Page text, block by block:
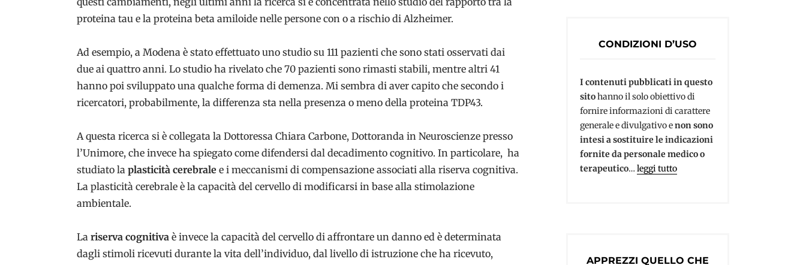
proteina tau e la proteina beta amiloide nelle persone con o a rischio di Alzheimer.
Ad esempio, a Modena è stato effettuato uno studio su 111 pazienti che sono stati osservati dai
due ai quattro anni. Lo studio ha rivelato che 70 pazienti sono rimasti stabili, mentre altri 41
hanno poi sviluppato una qualche forma di demenza. Mi sembra di aver capito che secondo i
ricercatori, probabilmente, la differenza sta nella presenza o meno della proteina TDP43.
A questa ricerca si è collegata la Dottoressa Chiara Carbone, Dottoranda in Neuroscienze presso
l’Unimore, che invece ha spiegato come difendersi dal decadimento cognitivo. In particolare, ha
studiato la plasticità cerebrale e i meccanismi di compensazione associati alla riserva cognitiva.
La plasticità cerebrale è la capacità del cervello di modificarsi in base alla stimolazione
ambientale.
La riserva cognitiva è invece la capacità del cervello di affrontare un danno ed è determinata
dagli stimoli ricevuti durante la vita dell’individuo, dal livello di istruzione che ha ricevuto,
CONDIZIONI D’USO
I contenuti pubblicati in questo
sitohanno il solo obiettivo di
fornire informazioni di carattere
generale e divulgativo enon sono
intesi a sostituire le indicazioni
fornite da personale medico o
terapeutico…leggi tutto
APPREZZI QUELLO CHE